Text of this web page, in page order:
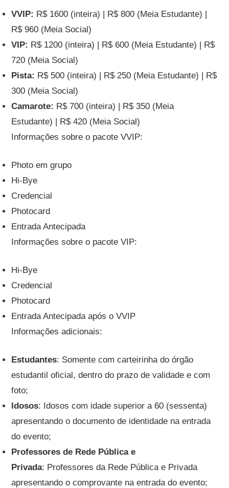
VVIP: R$ 1600 (inteira) | R$ 800 (Meia Estudante) |
R$ 960 (Meia Social)
VIP: R$ 1200 (inteira) | R$ 600 (Meia Estudante) | R$
720 (Meia Social)
Pista: R$ 500 (inteira) | R$ 250 (Meia Estudante) | R$
300 (Meia Social)
Camarote: R$ 700 (inteira) | R$ 350 (Meia
Estudante) | R$ 420 (Meia Social)
Informações sobre o pacote VVIP:
Photo em grupo
Hi-Bye
Credencial
Photocard
Entrada Antecipada
Informações sobre o pacote VIP:
Hi-Bye
Credencial
Photocard
Entrada Antecipada após o VVIP
Informações adicionais:
Estudantes: Somente com carteirinha do órgão
estudantil oficial, dentro do prazo de validade e com
foto;
Idosos: Idosos com idade superior a 60 (sessenta)
apresentando o documento de identidade na entrada
do evento;
Professores de Rede Pública e
Privada: Professores da Rede Pública e Privada
apresentando o comprovante na entrada do evento;